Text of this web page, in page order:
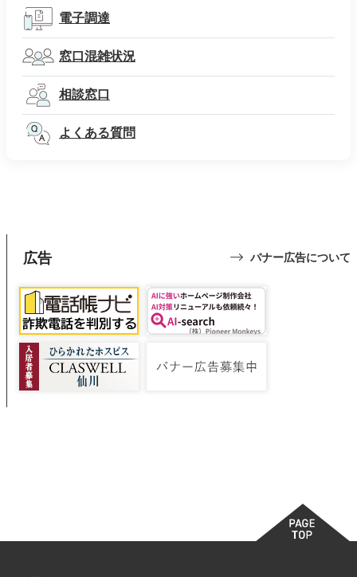
電子調達
窓口混雑状況
相談窓口
よくある質問
広告 バナー広告について